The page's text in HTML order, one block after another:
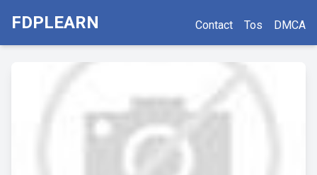
FDPLEARN Contact Tos DMCA